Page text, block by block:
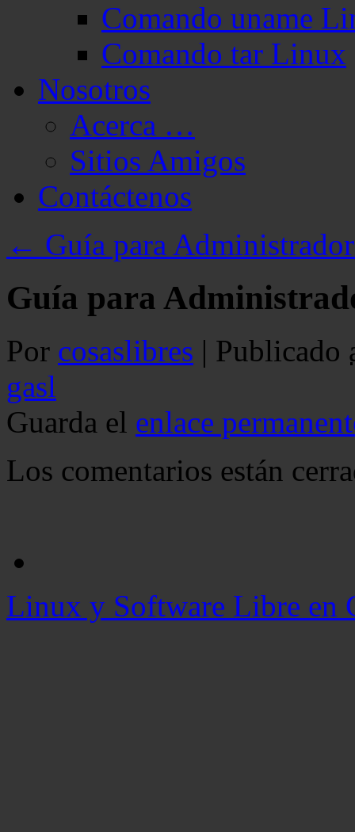
Comando uname
Comando tar Linux
Nosotros
Acerca …
Sitios Amigos
Contáctenos
← Guía para
Guía para
Por cosaslibres | Publicado
gasl
Guarda el enlace
Los comentarios están
Linux y Software Libre en